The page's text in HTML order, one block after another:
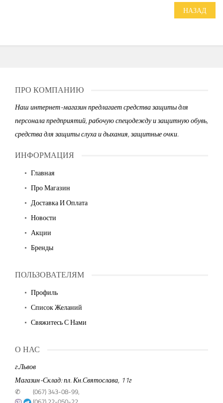
НАЗАД
ПРО КОМПАНИЮ
Наш интернет-магазин предлагает средства защиты для
персонала предприятий, рабочую спецодежду и защитную обувь,
средства для защиты слуха и дыхания, защитные очки.
ИНФОРМАЦИЯ
Главная
Про Магазин
Доставка И Оплата
Новости
Акции
Бренды
ПОЛЬЗОВАТЕЛЯМ
Профиль
Список Желаний
Свяжитесь С Нами
О НАС
г.Львов
Магазин-Склад: пл. Кн.Святослава, 11г
✆
(067) 343-08-99,